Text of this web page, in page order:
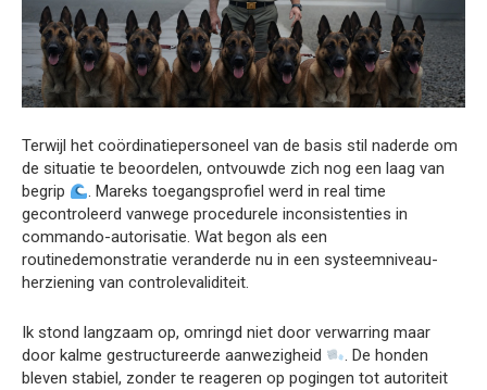
Terwijl het coördinatiepersoneel van de basis stil naderde om
de situatie te beoordelen, ontvouwde zich nog een laag van
begrip
. Mareks toegangsprofiel werd in real time
gecontroleerd vanwege procedurele inconsistenties in
commando-autorisatie. Wat begon als een
routinedemonstratie veranderde nu in een systeemniveau-
herziening van controlevaliditeit.
Ik stond langzaam op, omringd niet door verwarring maar
door kalme gestructureerde aanwezigheid
. De honden
bleven stabiel, zonder te reageren op pogingen tot autoriteit